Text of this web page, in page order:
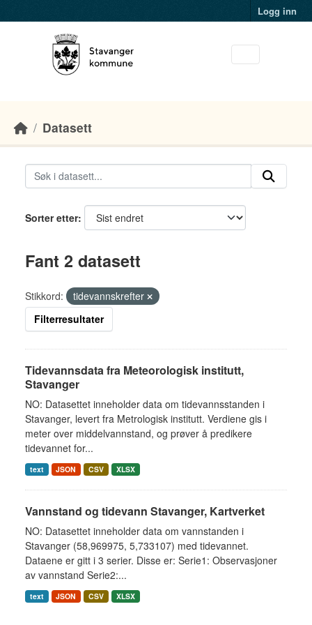
Logg inn
Datasett
Sorter etter
Fant 2 datasett
Stikkord:
tidevannskrefter
Filterresultater
Tidevannsdata fra Meteorologisk institutt,
Stavanger
NO: Datasettet inneholder data om tidevannsstanden i
Stavanger, levert fra Metrologisk institutt. Verdiene gis i
meter over middelvannstand, og prøver å predikere
tidevannet for...
text JSON CSV XLSX
Vannstand og tidevann Stavanger, Kartverket
NO: Datasettet inneholder data om vannstanden i
Stavanger (58,969975, 5,733107) med tidevannet.
Dataene er gitt i 3 serier. Disse er: Serie1: Observasjoner
av vannstand Serie2:...
text JSON CSV XLSX